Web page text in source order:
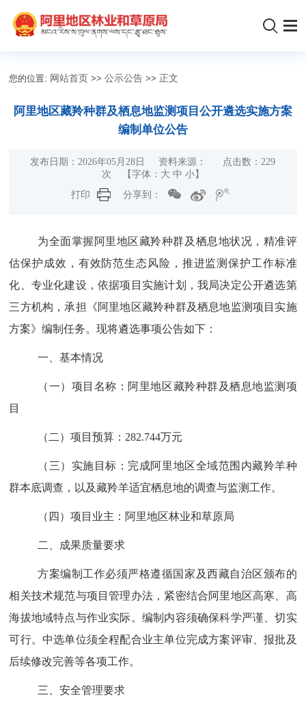
您的位置: 网站首页 >>公示公告 >> 正文
阿里地区藏羚种群及栖息地监测项目公开遴选实施方案
编制单位公告
发布日期：2026年05月28日 资料来源： 点击数： 229
次 【字体： 大 中 小】
打印
分享到：
为全面掌握阿里地区藏羚种群及栖息地状况，精准评
估保护成效，有效防范生态风险，推进监测保护工作标准
化、专业化建设，依据项目实施计划，我局决定公开遴选第
三方机构，承担《阿里地区藏羚种群及栖息地监测项目实施
方案》编制任务。现将遴选事项公告如下：
一、基本情况
（一）项目名称： 阿里地区藏羚种群及栖息地监测项
目
（二）项目预算： 282.744万元
（三）实施目标： 完成阿里地区全域范围内藏羚羊种
群本底调查，以及藏羚羊适宜栖息地的调查与监测工作。
（四）项目业主： 阿里地区林业和草原局
二、 成果质量要求
方案编制工作必须严格遵循国家及西藏自治区颁布的
相关技术规范与项目管理办法，紧密结合阿里地区高寒、高
海拔地域特点与作业实际。编制内容须确保科学严谨、切实
可行。中选单位须全程配合业主单位完成方案评审、报批及
后续修改完善等各项工作。
三、安全管理要求